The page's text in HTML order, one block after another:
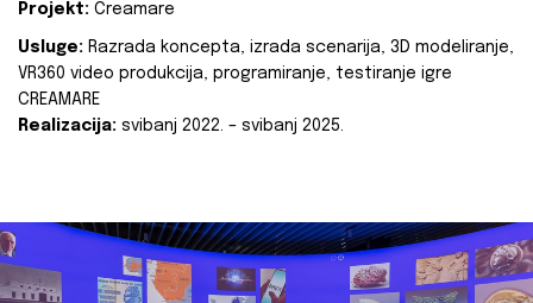
Projekt: Creamare
Usluge: Razrada koncepta, izrada scenarija, 3D modeliranje,
VR360 video produkcija, programiranje, testiranje igre
CREAMARE
Realizacija: svibanj 2022. – svibanj 2025.